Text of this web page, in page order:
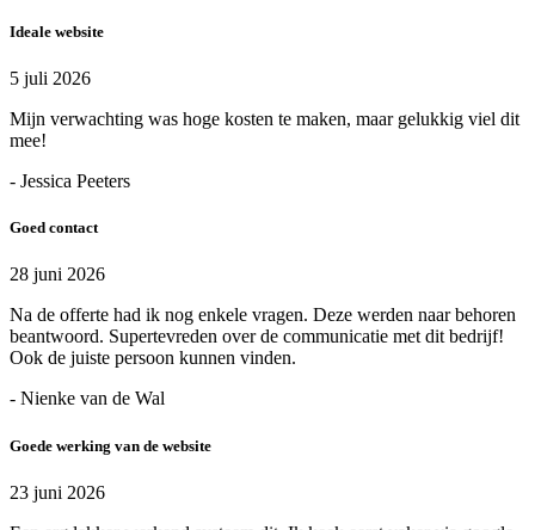
Ideale website
5 juli 2026
Mijn verwachting was hoge kosten te maken, maar gelukkig viel dit
mee!
- Jessica Peeters
Goed contact
28 juni 2026
Na de offerte had ik nog enkele vragen. Deze werden naar behoren
beantwoord. Supertevreden over de communicatie met dit bedrijf!
Ook de juiste persoon kunnen vinden.
- Nienke van de Wal
Goede werking van de website
23 juni 2026